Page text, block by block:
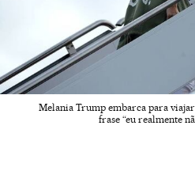
Melania Trump embarca para viajar
frase “eu realmente